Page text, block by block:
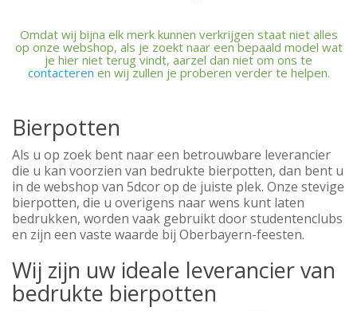
Omdat wij bijna elk merk kunnen verkrijgen staat niet alles
op onze webshop, als je zoekt naar een bepaald model wat
je hier niet terug vindt, aarzel dan niet om ons te
contacteren en wij zullen je proberen verder te helpen.
Bierpotten
Als u op zoek bent naar een betrouwbare leverancier
die u kan voorzien van bedrukte bierpotten, dan bent u
in de webshop van 5dcor op de juiste plek. Onze stevige
bierpotten, die u overigens naar wens kunt laten
bedrukken, worden vaak gebruikt door studentenclubs
en zijn een vaste waarde bij Oberbayern-feesten.
Wij zijn uw ideale leverancier van
bedrukte bierpotten